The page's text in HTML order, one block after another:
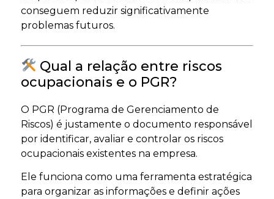
conseguem reduzir significativamente
problemas futuros.
Qual a relação entre riscos
ocupacionais e o PGR?
O PGR (Programa de Gerenciamento de
Riscos) é justamente o documento responsável
por identificar, avaliar e controlar os riscos
ocupacionais existentes na empresa.
Ele funciona como uma ferramenta estratégica
para organizar as informações e definir ações